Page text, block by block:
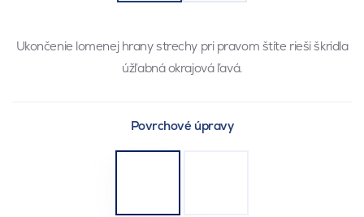
Ukončenie lomenej hrany strechy pri pravom štíte rieši škridla
úžľabná okrajová ľavá.
Povrchové úpravy